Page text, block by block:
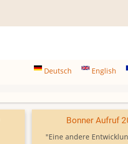
Deutsch English
Bonner Aufruf
"Eine andere